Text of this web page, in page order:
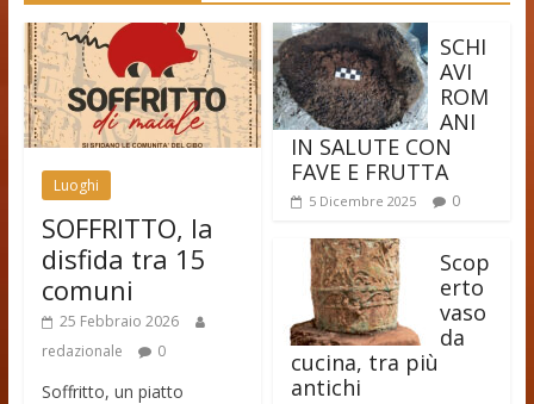
Luoghi
SOFFRITTO, la
disfida tra 15
comuni
25 Febbraio 2026
redazionale
0
Soffritto, un piatto
SCHI
AVI
ROM
ANI
IN SALUTE CON
FAVE E FRUTTA
5 Dicembre 2025 0
Scop
erto
vaso
da
cucina, tra più
antichi